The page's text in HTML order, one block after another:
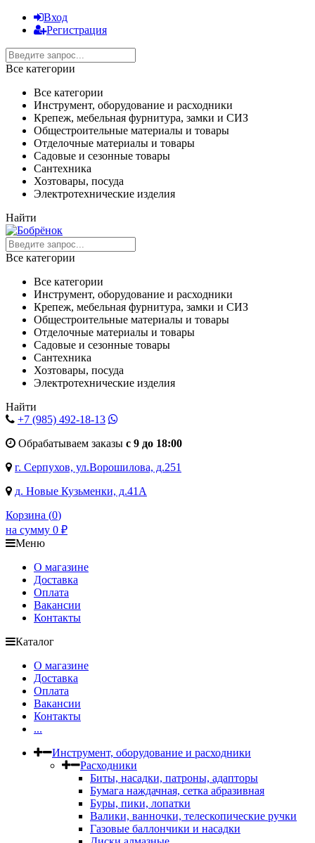
Вход
Регистрация
Все категории
Все категории
Инструмент, оборудование и расходники
Крепеж, мебельная фурнитура, замки и СИЗ
Общестроительные материалы и товары
Отделочные материалы и товары
Садовые и сезонные товары
Сантехника
Хозтовары, посуда
Электротехнические изделия
Найти
Все категории
Все категории
Инструмент, оборудование и расходники
Крепеж, мебельная фурнитура, замки и СИЗ
Общестроительные материалы и товары
Отделочные материалы и товары
Садовые и сезонные товары
Сантехника
Хозтовары, посуда
Электротехнические изделия
Найти
+7 (985) 492-18-13
Обрабатываем заказы с 9 до 18:00
г. Серпухов, ул.Ворошилова, д.251
д. Новые Кузьменки, д.41А
Корзина (0)
на сумму 0 ₽
Меню
О магазине
Доставка
Оплата
Вакансии
Контакты
Каталог
О магазине
Доставка
Оплата
Вакансии
Контакты
...
Инструмент, оборудование и расходники
Расходники
Биты, насадки, патроны, адапторы
Бумага наждачная, сетка абразивная
Буры, пики, лопатки
Валики, ванночки, телескопические ручки
Газовые баллончики и насадки